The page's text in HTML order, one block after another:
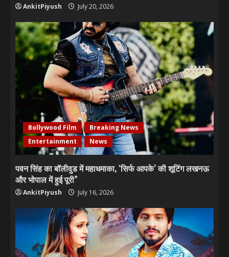
AnkitPiyush July 20, 2026
Bollywood Film
Breaking News
Entertainment
News
पवन सिंह का बॉलीवुड में महाधमाका, ‘सिर्फ आपके’ की शूटिंग लखनऊ
और भोपाल में हुई पूरी”
AnkitPiyush July 16, 2026